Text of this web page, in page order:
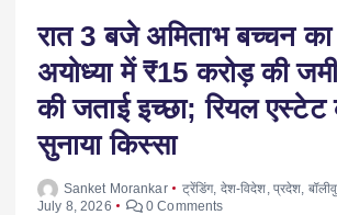
रात 3 बजे अमिताभ बच्चन
अयोध्या में ₹15 करोड़ की
की जताई इच्छा; रियल एस्टेट
सुनाया किस्सा
Sanket Morankar ट्रेंडिंग, देश-विदेश प्रदेश
July 8, 2026
0 Comments